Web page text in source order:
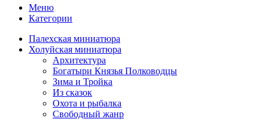
Меню
Категории
Палехская миниатюра
Холуйская миниатюра
Архитектура
Богатыри Князья Полководцы
Зима и Тройка
Из сказок
Охота и рыбалка
Свободный жанр